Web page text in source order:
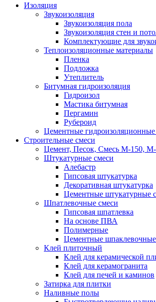
Изоляция
Звукоизоляция
Звукоизоляция пола
Звукоизоляция стен и
Комплектующие для
Теплоизоляционные материалы
Пленка
Подложка
Утеплитель
Битумная гидроизоляция
Гидроизол
Мастика битумная
Пергамин
Рубероид
Цементные
Строительные смеси
Цемент, Песок, Смесь М-150,
Штукатурные смеси
Алебастр
Гипсовая штукатурка
Декоративная штукатурка
Цементные штукатурные
Шпатлевочные смеси
Гипсовая шпатлевка
На основе ПВА
Полимерные
Цементные
Клей плиточный
Клей для керамической
Клей для керамогранита
Клей для печей и каминов
Затирка для плитки
Наливные полы